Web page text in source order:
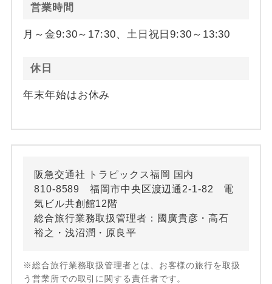
営業時間
月～金9:30～17:30、土日祝日9:30～13:30
休日
年末年始はお休み
阪急交通社 トラピックス福岡 国内
810-8589 福岡市中央区渡辺通2-1-82 電
気ビル共創館12階
総合旅行業務取扱管理者：國廣貴彦・高石
裕之・浅沼潤・原良平
※総合旅行業務取扱管理者とは、お客様の旅行を取扱
う営業所での取引に関する責任者です。